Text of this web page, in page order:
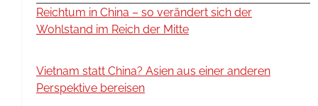
Reichtum in China – so verändert sich der
Wohlstand im Reich der Mitte
Vietnam statt China? Asien aus einer anderen
Perspektive bereisen